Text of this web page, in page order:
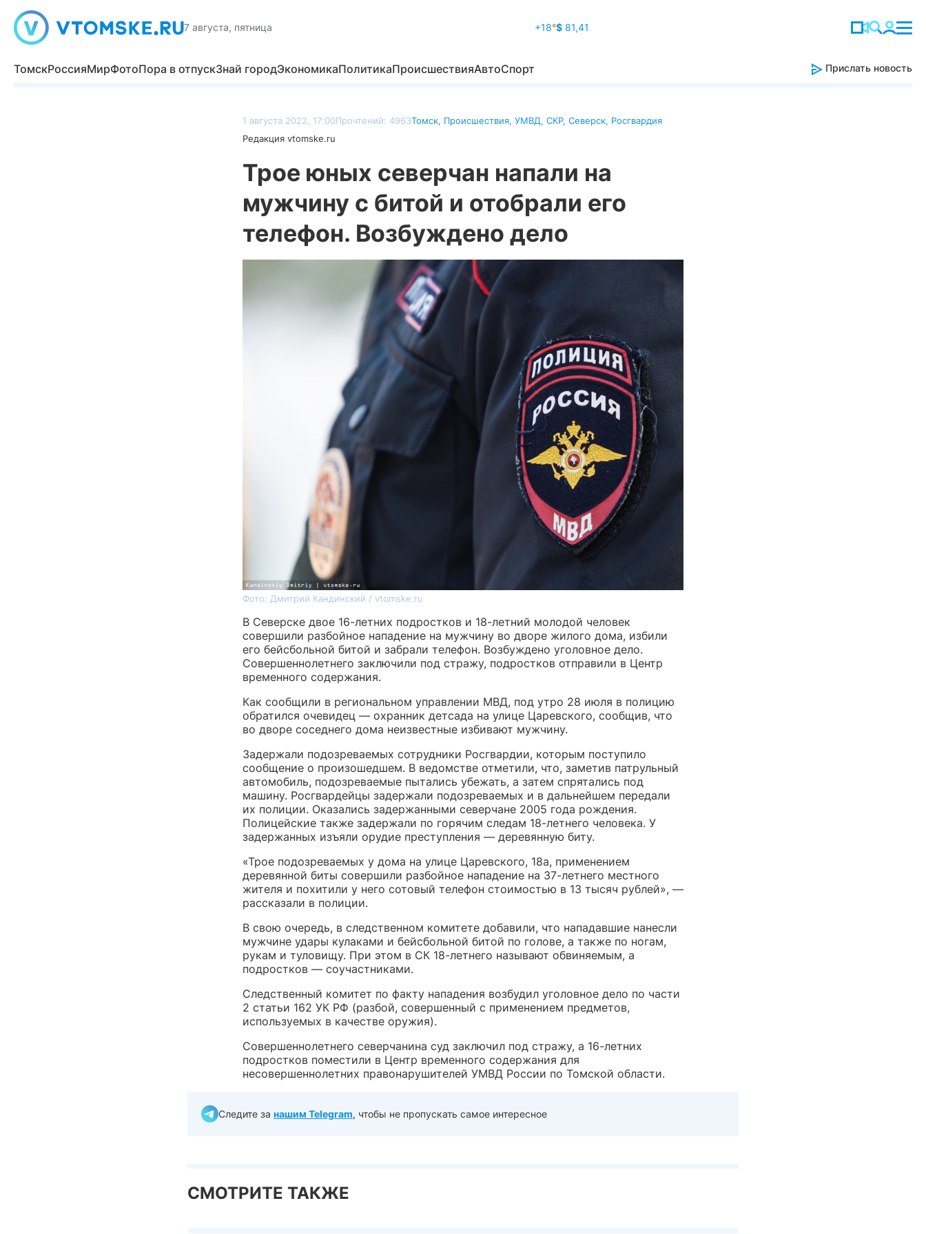
7 августа, пятница +18°$81,41
ТомскРоссияМирФотоПора в отпускЗнай городЭкономикаПолитикаПроисшествияАвтоСпорт Прислать новость
1 августа 2022, 17:00Прочтений: 4963Томск, Происшествия, УМВД, СКР, Северск, Росгвардия
Редакция vtomske.ru
Трое юных северчан напали на
мужчину с битой и отобрали его
телефон. Возбуждено дело
Фото: Дмитрий Кандинский / vtomske.ru
В Северске двое 16-летних подростков и 18-летний молодой человек
совершили разбойное нападение на мужчину во дворе жилого дома, избили
его бейсбольной битой и забрали телефон. Возбуждено уголовное дело.
Совершеннолетнего заключили под стражу, подростков отправили в Центр
временного содержания.
Как сообщили в региональном управлении МВД, под утро 28 июля в полицию
обратился очевидец — охранник детсада на улице Царевского, сообщив, что
во дворе соседнего дома неизвестные избивают мужчину.
Задержали подозреваемых сотрудники Росгвардии, которым поступило
сообщение о произошедшем. В ведомстве отметили, что, заметив патрульный
автомобиль, подозреваемые пытались убежать, а затем спрятались под
машину. Росгвардейцы задержали подозреваемых и в дальнейшем передали
их полиции. Оказались задержанными северчане 2005 года рождения.
Полицейские также задержали по горячим следам 18-летнего человека. У
задержанных изъяли орудие преступления — деревянную биту.
«Трое подозреваемых у дома на улице Царевского, 18а, применением
деревянной биты совершили разбойное нападение на 37-летнего местного
жителя и похитили у него сотовый телефон стоимостью в 13 тысяч рублей», —
рассказали в полиции.
В свою очередь, в следственном комитете добавили, что нападавшие нанесли
мужчине удары кулаками и бейсбольной битой по голове, а также по ногам,
рукам и туловищу. При этом в СК 18-летнего называют обвиняемым, а
подростков — соучастниками.
Следственный комитет по факту нападения возбудил уголовное дело по части
2 статьи 162 УК РФ (разбой, совершенный с применением предметов,
используемых в качестве оружия).
Совершеннолетнего северчанина суд заключил под стражу, а 16-летних
подростков поместили в Центр временного содержания для
несовершеннолетних правонарушителей УМВД России по Томской области.
Следите за нашим Telegram, чтобы не пропускать самое интересное
СМОТРИТЕ ТАКЖЕ